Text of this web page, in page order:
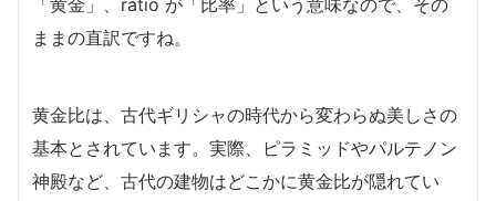
ままの直訳ですね。
黄金比は、古代ギリシャの時代から変わらぬ美しさの
基本とされています。実際、ピラミッドやパルテノン
神殿など、古代の建物はどこかに黄金比が隠れてい